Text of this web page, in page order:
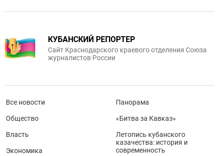
КУБАНСКИЙ РЕПОРТЕР
Сайт Краснодарского краевого отделения Союза
журналистов России
Все новости
Общество
Власть
Экономика
Панорама
«Битва за Кавказ»
Летопись кубанского
казачества: история и
современность